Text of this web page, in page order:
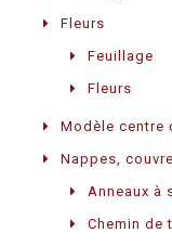
Fleurs
Feuillage
Fleurs
Modèle centre
Nappes,
Anneaux à
Chemin de